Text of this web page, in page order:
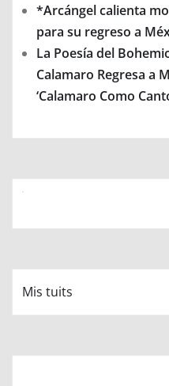
*Arcángel calienta
para su regreso a
La Poesía del
Calamaro Regresa a
‘Calamaro Como
Mis tuits